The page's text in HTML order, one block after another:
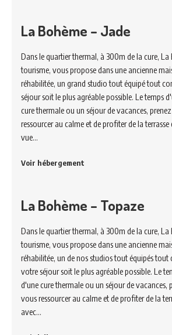
La Bohème – Jade
Dans le quartier thermal, à 300m de la cure, La
tourisme, vous propose dans une ancienne
réhabilitée, un grand studio tout équipé tout
séjour soit le plus agréable possible. Le temps
cure thermale ou un séjour de vacances,
ressourcer au calme et de profiter de la
vue…
Voir hébergement
La Bohème – Topaze
Dans le quartier thermal, à 300m de la cure, La
tourisme, vous propose dans une ancienne
réhabilitée, un de nos studios tout équipés
votre séjour soit le plus agréable possible. Le
d'une cure thermale ou un séjour de vacances,
vous ressourcer au calme et de profiter de la
avec…